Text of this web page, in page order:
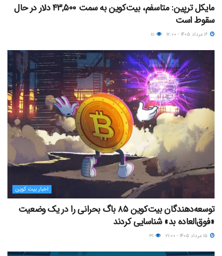
مایکل ترپین: متاسفم، بیت‌کوین به سمت ۴۳,۵۰۰ دلار در حال
سقوط است
اخبار بیت کوین
توسعه‌دهندگان بیت‌کوین ۸۵ باگ بحرانی را در یک وضعیت
«فوق‌العاده بد» شناسایی کردند